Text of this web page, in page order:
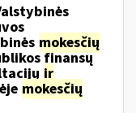
mokesčių
finansų
ir
mokesčių